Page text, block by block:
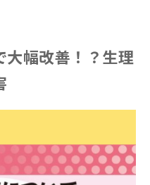
大幅改善！？生理